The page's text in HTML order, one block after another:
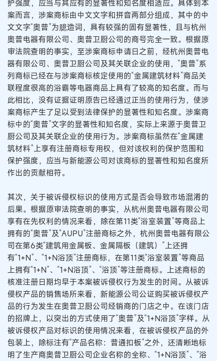
护强度，应当与其应有的显著性和知名度相适应。具体到本
案而言，涉案商标由中文文字和拼音两部分组成，其中的中
文文字“奥普”为臆造词，具有较强的固有显著性，且与杭州
奥普电器有限公司、奥普卫厨公司的商号完全一致。根据原
审法院查明的事实，至涉案商标申请日之前，经杭州奥普电
器有限公司、奥普卫厨公司及其关联企业的使用，“奥普”系
列商标已经在与涉案商标核定使用的“金属建筑材料”商品关
联程度很高的浴霸等电器商品上具有了较高的知名度。而与
此相比，没有证据证明原告已经通过正当的使用行为，使涉
案商标产生了足以受到法律保护的显著性和知名度。涉案商
标中的“奥普”文字的显著性和知名度，实际上来源于奥普卫
厨公司及其关联企业的使用行为。涉案商标虽然在“金属建
筑材料”上享有注册商标专用权，但对该权利的保护范围和
保护强度，应当与新能源公司对该商标的显著性和知名度所
作出的贡献相符。
其次，关于被诉侵权标识的使用方式是否会导致市场混淆的
后果。根据原审法院查明的事实，从杭州奥普电器有限公司
享有在先权利的情况来看，除在第11类“浴室装置”等商品上
拥有的“奥普”及“AUPU”注册商标之外，杭州奥普电器有限公
司在第6类“建筑用金属板、金属隔板（建筑）”上还拥
有“1+N”、“1+N浴顶”注册商标，在第11类“浴室装置”等商品
上拥有“1+N”、“1+N浴顶”、“浴顶”等注册商标。上述商标的
核准注册日期均早于本案被诉侵权行为发生的时间。从被诉
侵权产品的销售场所来看，新能源公司公证购买被诉侵权产
品的行为发生在奥普卫厨公司经销商的门店之中。在该门店
的招牌上，以突出的方式使用了“奥普”及“1+N浴顶”字样。从
被诉侵权产品对标识的使用情况来看，在被诉侵权产品的外
包装上，除标注有“产品名称：普通扣板”之外，还清晰地标
明了生产商奥普卫厨公司企业名称的全称、“1+N浴顶”、“浴